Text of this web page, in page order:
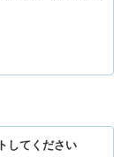
してください